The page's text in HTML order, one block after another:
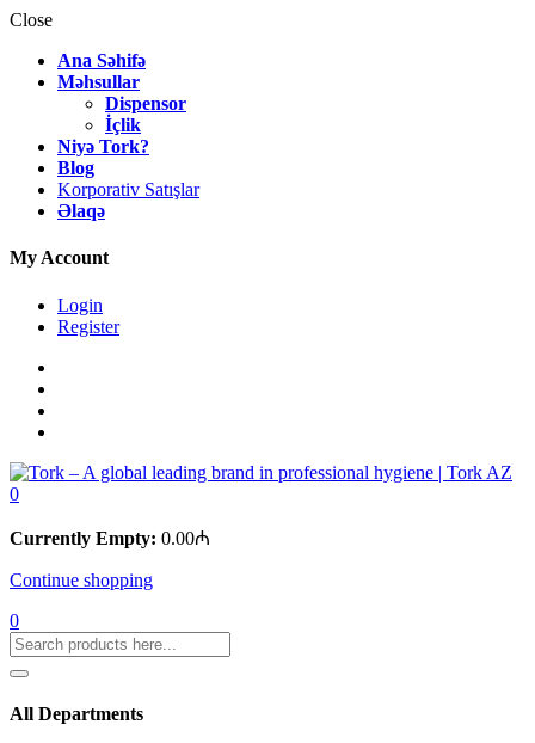
Close
Ana Səhifə
Məhsullar
Dispensor
İçlik
Niyə Tork?
Blog
Korporativ Satışlar
Əlaqə
My Account
Login
Register
0
Currently Empty: 0.00₼
Continue shopping
0
All Departments